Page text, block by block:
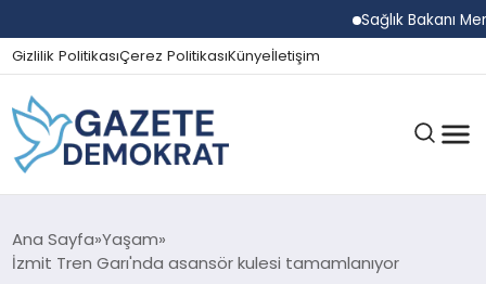
Sağlık Bakanı
Gizlilik PolitikasıÇerez PolitikasıKünyeİletişim
GÜNDEM
Ana Sayfa Yaşam
İzmit Tren Garı'nda asansör kulesi tamamlanıyor